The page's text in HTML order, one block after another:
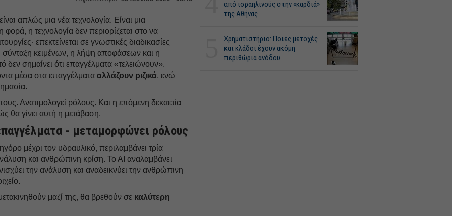
απλώς μια νέα τεχνολογία. Είναι μια
φορά, η τεχνολογία δεν περιορίζεται στο να
επεκτείνεται σε γνωστικές διαδικασίες
κειμένων, η λήψη αποφάσεων και η
δεν σημαίνει ότι επαγγέλματα «τελειώνουν».
μέσα στα επαγγέλματααλλάζουν ριζικά, ενώ
Ανατιμολογεί ρόλους. Και η επόμενη δεκαετία
θα γίνει αυτή η μετάβαση.
- μεταμορφώνει ρόλους
μέχρι τον υδραυλικό, περιλαμβάνει τρία
και ανθρώπινη κρίση. Το ΑΙ αναλαμβάνει
την ανάλυση και αναδεικνύει την ανθρώπινη
μαζί της, θα βρεθούν σε καλύτερη
από ισραηλινούς στην «καρδιά»
της Αθήνας
Χρηματιστήριο: Ποιες μετοχές
και κλάδοι έχουν ακόμη
περιθώρια ανόδου